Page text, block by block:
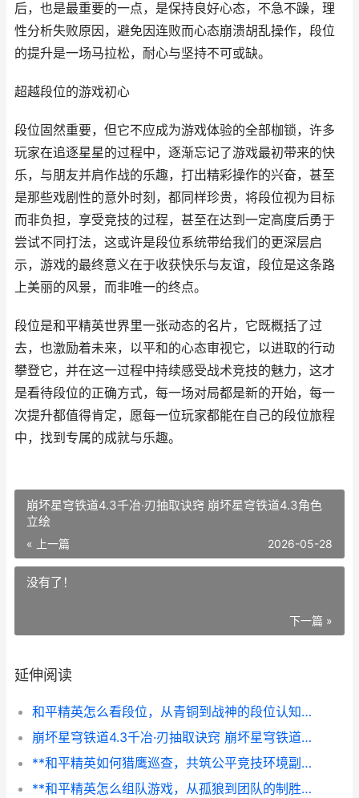
后，也是最重要的一点，是保持良好心态，不急不躁，理
性分析失败原因，避免因连败而心态崩溃胡乱操作，段位
的提升是一场马拉松，耐心与坚持不可或缺。
超越段位的游戏初心
段位固然重要，但它不应成为游戏体验的全部枷锁，许多
玩家在追逐星星的过程中，逐渐忘记了游戏最初带来的快
乐，与朋友并肩作战的乐趣，打出精彩操作的兴奋，甚至
是那些戏剧性的意外时刻，都同样珍贵，将段位视为目标
而非负担，享受竞技的过程，甚至在达到一定高度后勇于
尝试不同打法，这或许是段位系统带给我们的更深层启
示，游戏的最终意义在于收获快乐与友谊，段位是这条路
上美丽的风景，而非唯一的终点。
段位是和平精英世界里一张动态的名片，它既概括了过
去，也激励着未来，以平和的心态审视它，以进取的行动
攀登它，并在这一过程中持续感受战术竞技的魅力，这才
是看待段位的正确方式，每一场对局都是新的开始，每一
次提升都值得肯定，愿每一位玩家都能在自己的段位旅程
中，找到专属的成就与乐趣。
崩坏星穹铁道4.3千冶·刃抽取诀窍 崩坏星穹铁道4.3角色
立绘
« 上一篇 2026-05-28
没有了！
下一篇 »
延伸阅读
和平精英怎么看段位，从青铜到战神的段位认知与进阶之道副标题
崩坏星穹铁道4.3千冶·刃抽取诀窍 崩坏星穹铁道4.3角色立绘
**和平精英如何猎鹰巡查，共筑公平竞技环境副标题，精英玩家的守护之眼**
**和平精英怎么组队游戏，从孤狼到团队的制胜之道，副标题，组队策略与默契培养全指南**